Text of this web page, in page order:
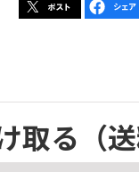
取る （